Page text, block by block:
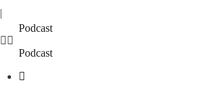
|
Podcast
Podcast